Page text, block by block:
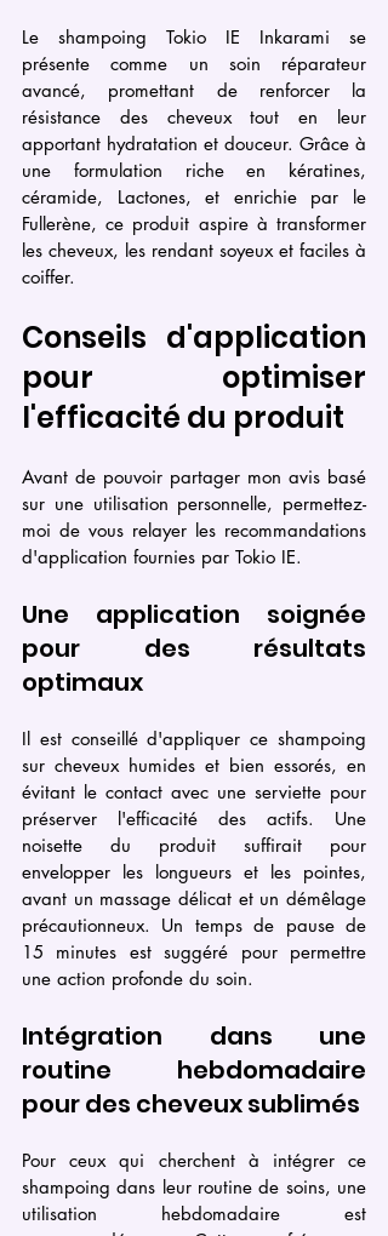
Le shampoing Tokio IE Inkarami se
présente comme un soin réparateur
avancé, promettant de renforcer la
résistance des cheveux tout en leur
apportant hydratation et douceur. Grâce à
une formulation riche en kératines,
céramide, Lactones, et enrichie par le
Fullerène, ce produit aspire à transformer
les cheveux, les rendant soyeux et faciles à
coiffer.
Conseils d'application
pour optimiser
l'efficacité du produit
Avant de pouvoir partager mon avis basé
sur une utilisation personnelle, permettez-
moi de vous relayer les recommandations
d'application fournies par Tokio IE.
Une application soignée
pour des résultats
optimaux
Il est conseillé d'appliquer ce shampoing
sur cheveux humides et bien essorés, en
évitant le contact avec une serviette pour
préserver l'efficacité des actifs. Une
noisette du produit suffirait pour
envelopper les longueurs et les pointes,
avant un massage délicat et un démêlage
précautionneux. Un temps de pause de
15 minutes est suggéré pour permettre
une action profonde du soin.
Intégration dans une
routine hebdomadaire
pour des cheveux sublimés
Pour ceux qui cherchent à intégrer ce
shampoing dans leur routine de soins, une
utilisation hebdomadaire est